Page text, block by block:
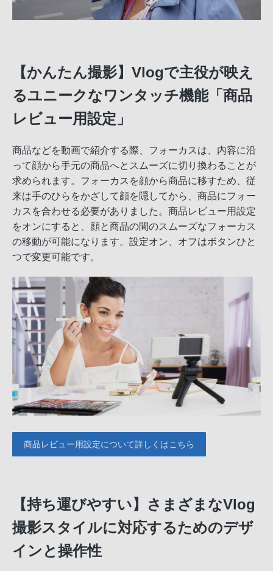
【かんたん撮影】Vlogで主役が映え
るユニークなワンタッチ機能「商品
レビュー用設定」
商品などを動画で紹介する際、フォーカスは、内容に沿
って顔から手元の商品へとスムーズに切り換わることが
求められます。フォーカスを顔から商品に移すため、従
来は手のひらをかざして顔を隠してから、商品にフォー
カスを合わせる必要がありました。商品レビュー用設定
をオンにすると、顔と商品の間のスムーズなフォーカス
の移動が可能になります。設定オン、オフはボタンひと
つで変更可能です。
商品レビュー用設定について詳しくはこちら
【持ち運びやすい】さまざまなVlog
撮影スタイルに対応するためのデザ
インと操作性